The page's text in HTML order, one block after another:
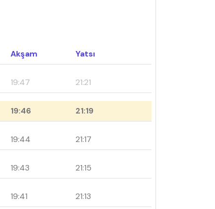
Akşam Yatsı
19:47 21:21
19:46 21:19
19:44 21:17
19:43 21:15
19:41 21:13